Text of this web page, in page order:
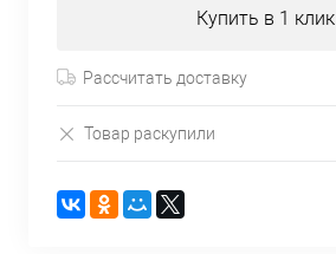
Купить в 1 клик
Рассчитать доставку
Товар раскупили